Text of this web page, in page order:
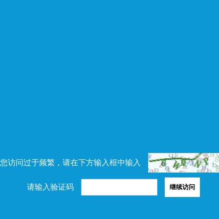
访问过于频繁，请在下方输入框中输入
请输入验证码 继续访问